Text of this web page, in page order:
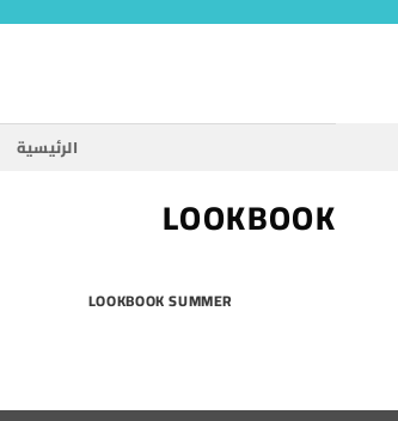
الرئيسية
LOOKBOOK
LOOKBOOK SUMMER